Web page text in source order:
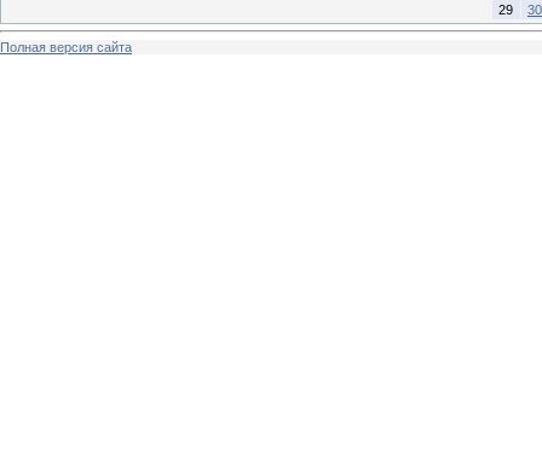
29
30
Полная версия сайта